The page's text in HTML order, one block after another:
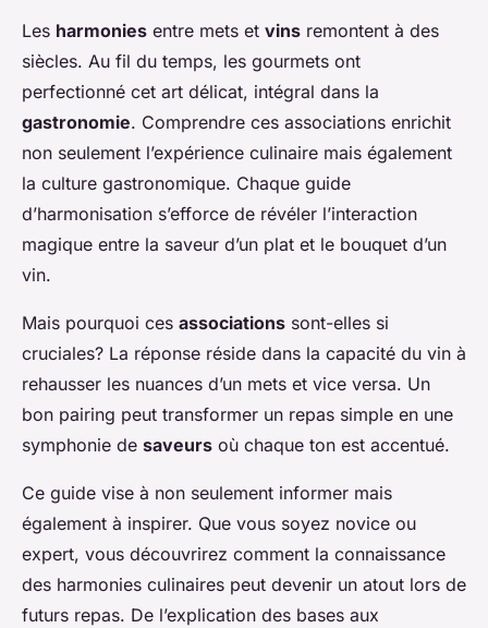
Les harmonies entre mets et vins remontent à des
siècles. Au fil du temps, les gourmets ont
perfectionné cet art délicat, intégral dans la
gastronomie. Comprendre ces associations enrichit
non seulement l’expérience culinaire mais également
la culture gastronomique. Chaque guide
d’harmonisation s’efforce de révéler l’interaction
magique entre la saveur d’un plat et le bouquet d’un
vin.
Mais pourquoi ces associations sont-elles si
cruciales? La réponse réside dans la capacité du vin à
rehausser les nuances d’un mets et vice versa. Un
bon pairing peut transformer un repas simple en une
symphonie de saveurs où chaque ton est accentué.
Ce guide vise à non seulement informer mais
également à inspirer. Que vous soyez novice ou
expert, vous découvrirez comment la connaissance
des harmonies culinaires peut devenir un atout lors de
futurs repas. De l’explication des bases aux